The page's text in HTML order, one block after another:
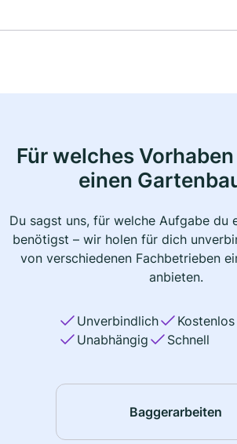
Für welches
einen
Du sagst uns, für welche Aufgabe du
benötigst – wir holen für dich
von verschiedenen Fachbetrieben
anbieten.
Unverbindlich
Kostenlos
Unabhängig
Schnell
Baggerarbeiten